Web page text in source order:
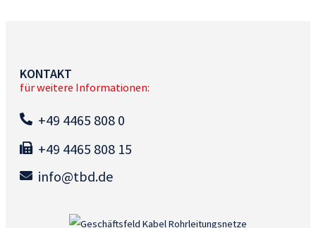
KONTAKT
für weitere Informationen:
+49 4465 808 0
+49 4465 808 15
info@tbd.de